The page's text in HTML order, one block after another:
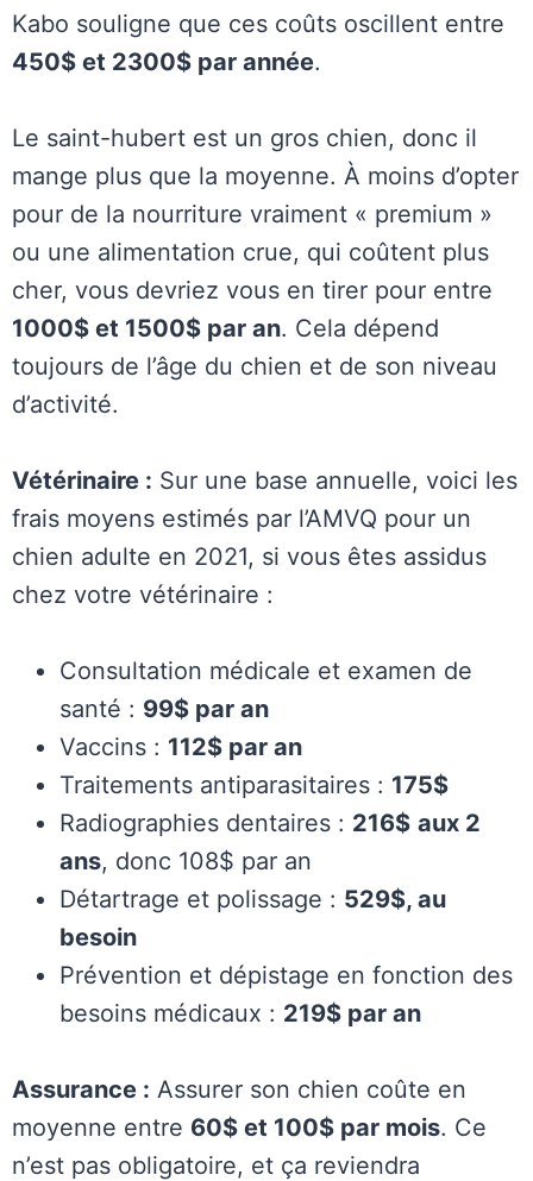
Kabo souligne que ces coûts oscillent entre
450$ et 2300$ par année.
Le saint-hubert est un gros chien, donc il
mange plus que la moyenne. À moins d’opter
pour de la nourriture vraiment « premium »
ou une alimentation crue, qui coûtent plus
cher, vous devriez vous en tirer pour entre
1000$ et 1500$ par an. Cela dépend
toujours de l’âge du chien et de son niveau
d’activité.
Vétérinaire : Sur une base annuelle, voici les
frais moyens estimés par l’AMVQ pour un
chien adulte en 2021, si vous êtes assidus
chez votre vétérinaire :
Consultation médicale et examen de
santé : 99$ par an
Vaccins : 112$ par an
Traitements antiparasitaires : 175$
Radiographies dentaires : 216$ aux 2
ans, donc 108$ par an
Détartrage et polissage : 529$, au
besoin
Prévention et dépistage en fonction des
besoins médicaux : 219$ par an
Assurance : Assurer son chien coûte en
moyenne entre 60$ et 100$ par mois. Ce
n’est pas obligatoire, et ça reviendra